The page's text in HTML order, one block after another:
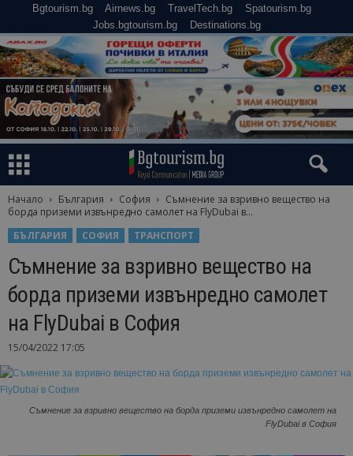
Bgtourism.bg Airnews.bg TravelTech.bg
Spatourism.bg
Jobs.bgtourism.bg
Destinations.bg
Начало България София
Съмнение за взривно вещество на
борда приземи извънредно самолет на FlyDubai в...
БЪЛГАРИЯ
СОФИЯ ТРАНСПОРТ
Съмнение за взривно вещество на
борда приземи извънредно самолет
на FlyDubai в София
15/04/2022 17:05
Съмнение за взривно вещество на борда приземи извънредно самолет на
FlyDubai в София